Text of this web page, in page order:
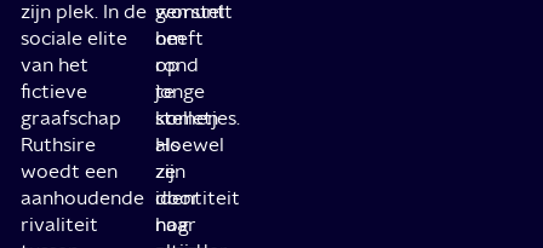
zijn plek. In de
sociale elite
van het
fictieve
graafschap
Ruthsire
woedt een
aanhoudende
rivaliteit
gemunt
heeft
op
jonge
stelletjes.
Hoewel
zijn
identiteit
nog
worstelt
om
rond
te
komen
als
ze
door
haar